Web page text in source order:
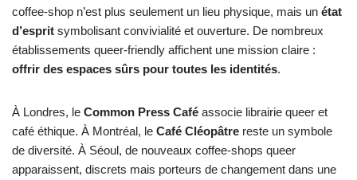
coffee-shop n’est plus seulement un lieu physique, mais un état
d’esprit symbolisant convivialité et ouverture. De nombreux
établissements queer-friendly affichent une mission claire :
offrir des espaces sûrs pour toutes les identités.
À Londres, le Common Press Café associe librairie queer et
café éthique. À Montréal, le Café Cléopâtre reste un symbole
de diversité. À Séoul, de nouveaux coffee-shops queer
apparaissent, discrets mais porteurs de changement dans une